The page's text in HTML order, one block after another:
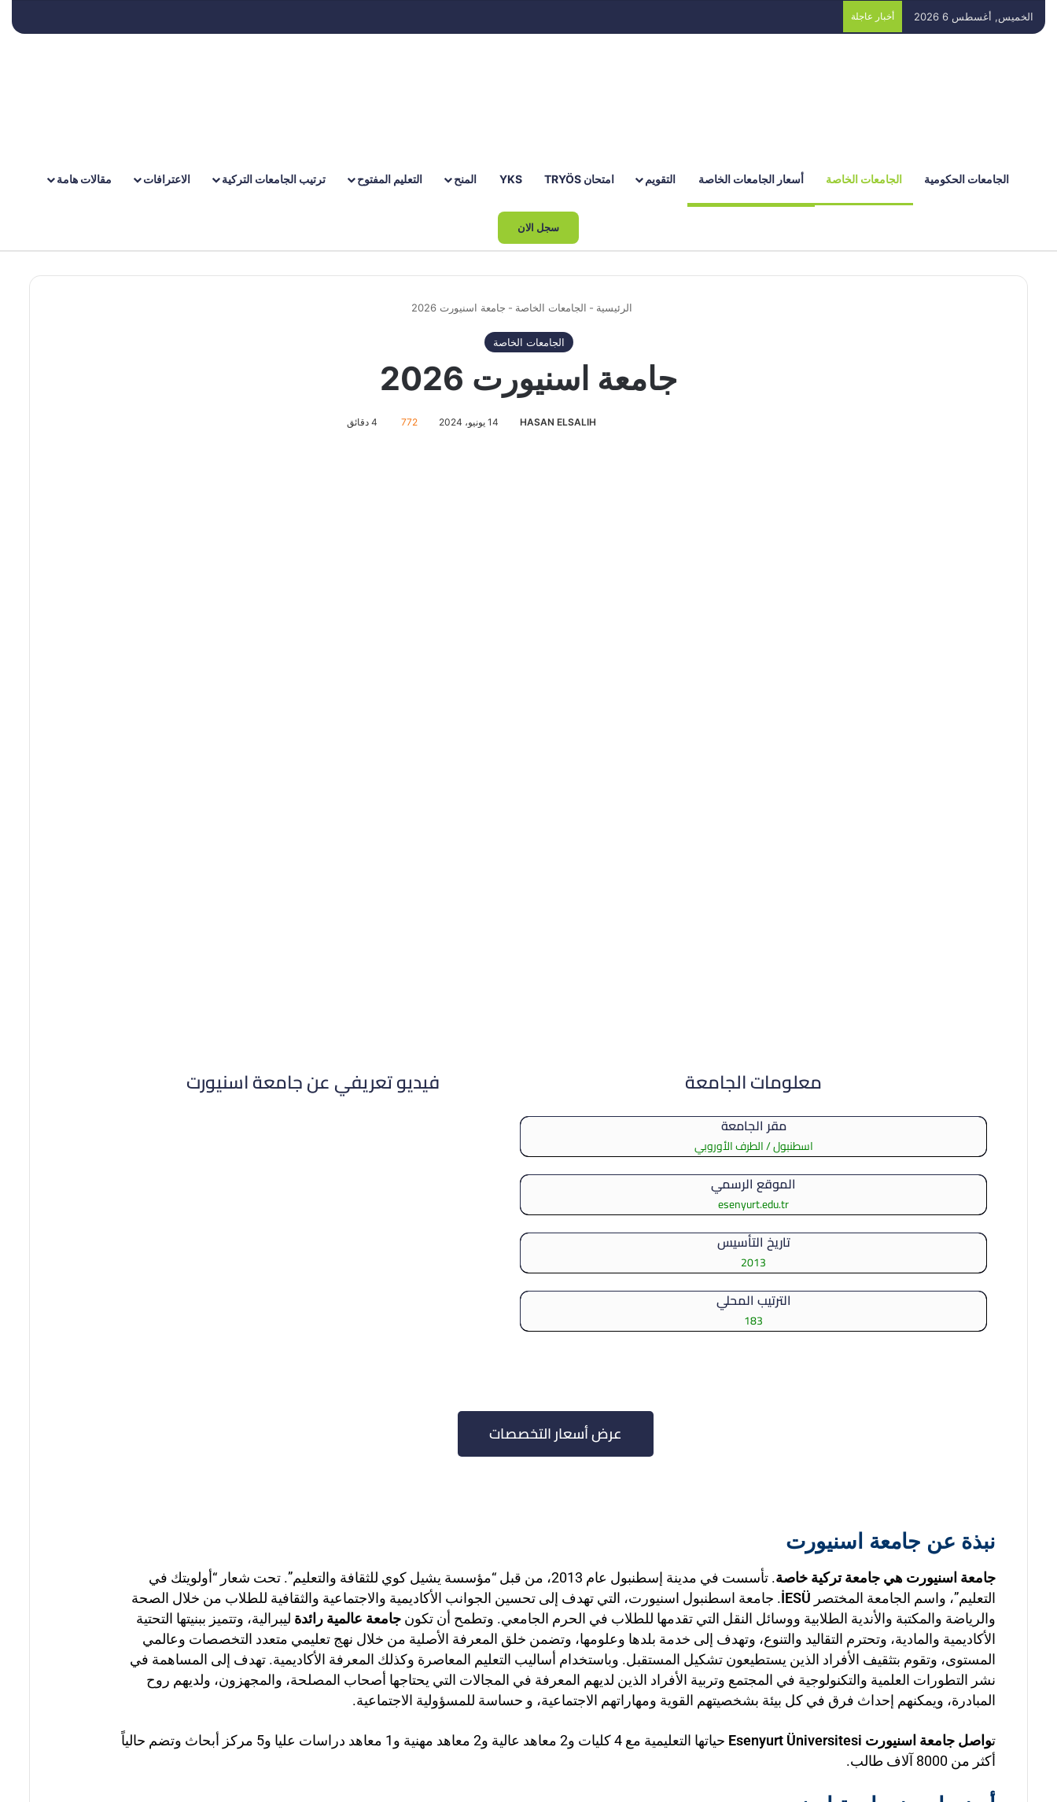
الخميس, أغسطس 6 2026 أخبار عاجلة
الجامعات الحكومية الجامعات الخاصة أسعار الجامعات الخاصة التقويم امتحان TRYÖS YKS المنح التعليم المفتوح ترتيب الجامعات التركية الاعترافات مقالات هامة
سجل الان
الرئيسية - الجامعات الخاصة - جامعة اسنيورت 2026
الجامعات الخاصة
جامعة اسنيورت 2026
HASAN ELSALIH 14 يونيو، 2024 772
معلومات الجامعة
مقر الجامعة
اسطنبول / الطرف الأوروبي
الموقع الرسمي
esenyurt.edu.tr
تاريخ التأسيس
2013
الترتيب المحلي
183
فيديو تعريفي عن جامعة اسنيورت
عرض أسعار التخصصات
نبذة عن جامعة اسنيورت
جامعة اسنيورت هي جامعة تركية خاصة
. تأسست في مدينة إسطنبول عام 2013، من قبل “مؤسسة يشيل كوي للثقافة والتعليم”. تحت شعار “أولويتك في
التعليم”، واسم الجامعة المختصر İESÜ. جامعة اسطنبول اسنيورت، التي تهدف إلى تحسين الجوانب الأكاديمية والاجتماعية والثقافية للطلاب من خلال الصحة
والرياضة والمكتبة والأندية الطلابية ووسائل النقل التي تقدمها للطلاب في الحرم الجامعي. وتطمح أن تكون جامعة عالمية رائدة ليبرالية، وتتميز ببنيتها التحتية
الأكاديمية والمادية، وتحترم التقاليد والتنوع، وتهدف إلى خدمة بلدها وعلومها، وتضمن خلق المعرفة الأصلية من خلال نهج تعليمي متعدد التخصصات وعالمي
المستوى، وتقوم بتثقيف الأفراد الذين يستطيعون تشكيل المستقبل. وباستخدام أساليب التعليم المعاصرة وكذلك المعرفة الأكاديمية. تهدف إلى المساهمة في
نشر التطورات العلمية والتكنولوجية في المجتمع وتربية الأفراد الذين لديهم المعرفة في المجالات التي يحتاجها أصحاب المصلحة، والمجهزون، ولديهم روح
المبادرة، ويمكنهم إحداث فرق في كل بيئة بشخصيتهم القوية ومهاراتهم الاجتماعية، و حساسة للمسؤولية الاجتماعية.
تواصل جامعة اسنيورت Esenyurt Üniversitesi
حياتها التعليمية مع 4 كليات و2 معاهد عالية و2 معاهد مهنية و1 معاهد دراسات عليا و5 مركز أبحاث وتضم حالياً
أكثر من 8000 آلاف طالب.